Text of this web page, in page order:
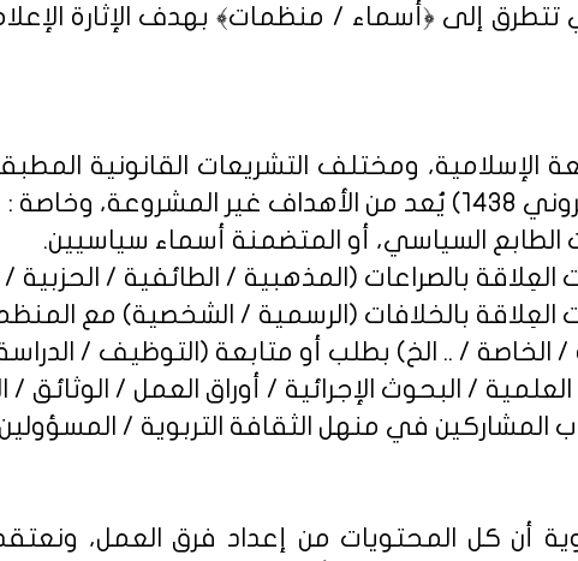
إلى ﴿أسماء / منظمات﴾ بهدف الإثارة
الإسلامية، ومختلف التشريعات القانونية
1438
) يُعد من الأهداف غير المشروعة، وخاصة :
أن كل المحتويات من إعداد فرق العمل،